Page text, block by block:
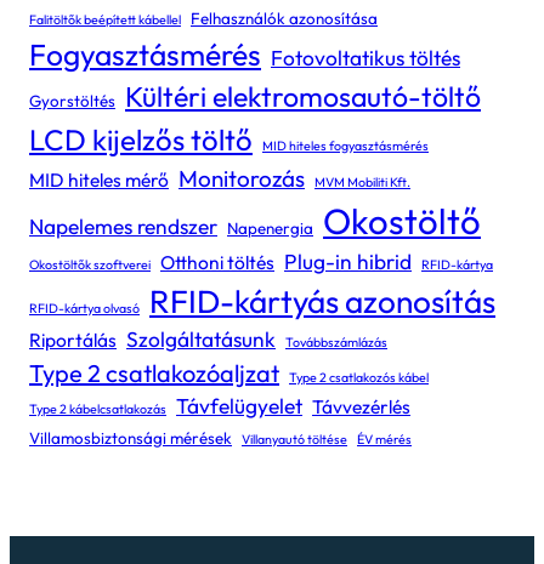
Falitöltők beépített kábellel Felhasználók azonosítása
Fogyasztásmérés Fotovoltatikus töltés
Gyorstöltés Kültéri elektromosautó-töltő
LCD kijelzős töltő MID hiteles fogyasztásmérés
MID hiteles mérő Monitorozás MVM Mobiliti Kft.
Napelemes rendszer Napenergia Okostöltő
Okostöltők szoftverei Otthoni töltés Plug-in hibrid RFID-kártya
RFID-kártya olvasó RFID-kártyás azonosítás
Riportálás Szolgáltatásunk Továbbszámlázás
Type 2 csatlakozóaljzat Type 2 csatlakozós kábel
Type 2 kábelcsatlakozás Távfelügyelet Távvezérlés
Villamosbiztonsági mérések Villanyautó töltése ÉV mérés